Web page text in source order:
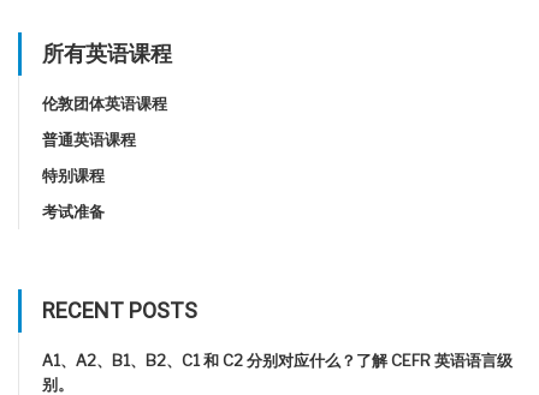
所有英语课程
伦敦团体英语课程
普通英语课程
特别课程
考试准备
RECENT POSTS
A1、A2、B1、B2、C1 和 C2 分别对应什么？了解 CEFR 英语语言级
别。